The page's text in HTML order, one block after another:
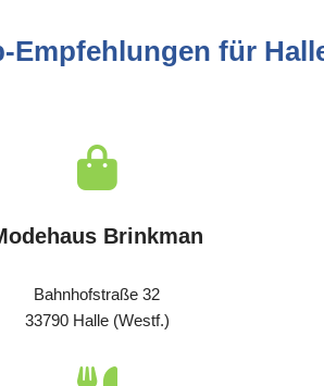
Empfehlungen für
Brinkman
Bahnhofstraße 32
33790 Halle (Westf.)